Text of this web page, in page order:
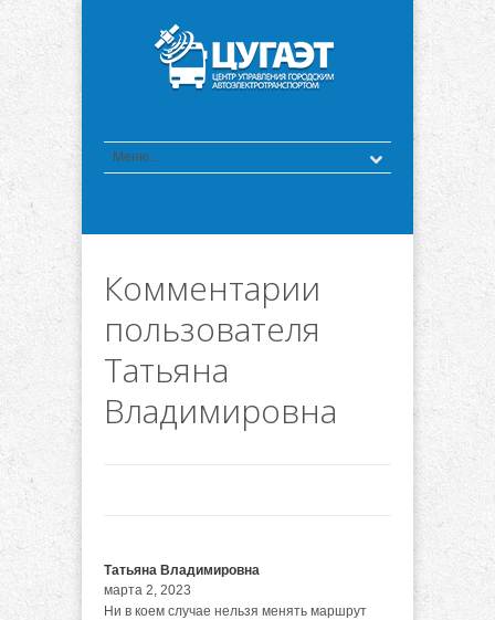
Комментарии
пользователя
Татьяна
Владимировна
Татьяна Владимировна
марта 2, 2023
Ни в коем случае нельзя менять маршрут